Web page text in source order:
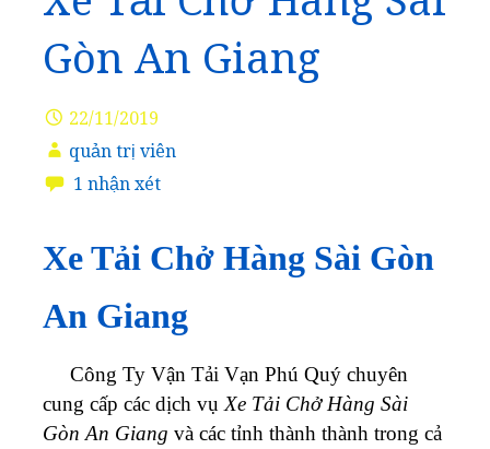
Gòn An Giang
22/11/2019
quản trị viên
1 nhận xét
Xe Tải Chở Hàng Sài Gòn
An Giang
Công Ty Vận Tải Vạn Phú Quý chuyên
cung cấp các dịch vụ Xe Tải Chở Hàng Sài
Gòn An Giang và các tỉnh thành thành trong cả